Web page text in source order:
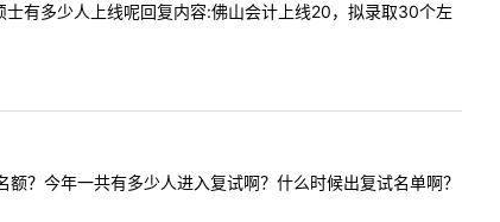
有多少人上线呢回复内容:佛山会计上线20，拟录取30个左
今年一共有多少人进入复试啊？什么时候出复试名单啊？